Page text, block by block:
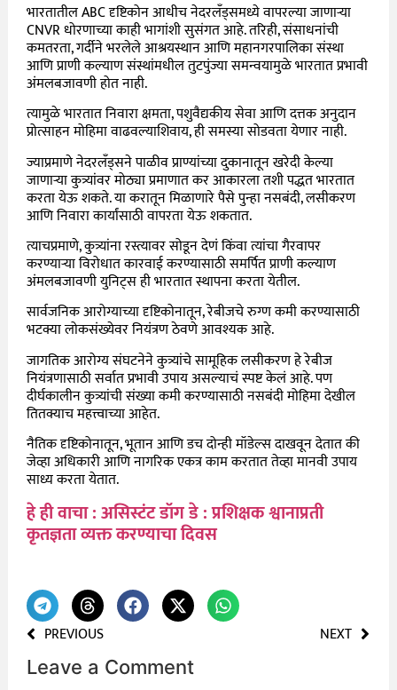
भारतातील ABC दृष्टिकोन आधीच नेदरलँड्समध्ये वापरल्या जाणाऱ्या
CNVR धोरणाच्या काही भागांशी सुसंगत आहे. तरिही, संसाधनांची
कमतरता, गर्दीने भरलेले आश्रयस्थान आणि महानगरपालिका संस्था
आणि प्राणी कल्याण संस्थांमधील तुटपुंज्या समन्वयामुळे भारतात प्रभावी
अंमलबजावणी होत नाही.
त्यामुळे भारतात निवारा क्षमता, पशुवैद्यकीय सेवा आणि दत्तक अनुदान
प्रोत्साहन मोहिमा वाढवल्याशिवाय, ही समस्या सोडवता येणार नाही.
ज्याप्रमाणे नेदरलँड्सने पाळीव प्राण्यांच्या दुकानातून खरेदी केल्या
जाणाऱ्या कुत्र्यांवर मोठ्या प्रमाणात कर आकारला तशी पद्धत भारतात
करता येऊ शकते. या करातून मिळाणारे पैसे पुन्हा नसबंदी, लसीकरण
आणि निवारा कार्यांसाठी वापरता येऊ शकतात.
त्याचप्रमाणे, कुत्र्यांना रस्त्यावर सोडून देणं किंवा त्यांचा गैरवापर
करण्याऱ्या विरोधात कारवाई करण्यासाठी समर्पित प्राणी कल्याण
अंमलबजावणी युनिट्स ही भारतात स्थापना करता येतील.
सार्वजनिक आरोग्याच्या दृष्टिकोनातून, रेबीजचे रुग्ण कमी करण्यासाठी
भटक्या लोकसंख्येवर नियंत्रण ठेवणे आवश्यक आहे.
जागतिक आरोग्य संघटनेने कुत्र्यांचे सामूहिक लसीकरण हे रेबीज
नियंत्रणासाठी सर्वात प्रभावी उपाय असल्याचं स्पष्ट केलं आहे. पण
दीर्घकालीन कुत्र्यांची संख्या कमी करण्यासाठी नसबंदी मोहिमा देखील
तितक्याच महत्त्वाच्या आहेत.
नैतिक दृष्टिकोनातून, भूतान आणि डच दोन्ही मॉडेल्स दाखवून देतात की
जेव्हा अधिकारी आणि नागरिक एकत्र काम करतात तेव्हा मानवी उपाय
साध्य करता येतात.
हे ही वाचा : असिस्टंट डॉग डे : प्रशिक्षक श्वानाप्रती
कृतज्ञता व्यक्त करण्याचा दिवस
PREVIOUS NEXT
Leave a Comment